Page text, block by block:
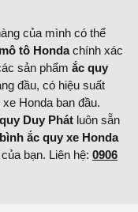
của mình có thể
tô Hondachính xác
sản phẩm ắc quy
đầu, có hiệu suất
Honda ban đầu.
Duy Phát luôn sẵn
bình ắc quy xe Honda
bạn. Liên hệ: 0906